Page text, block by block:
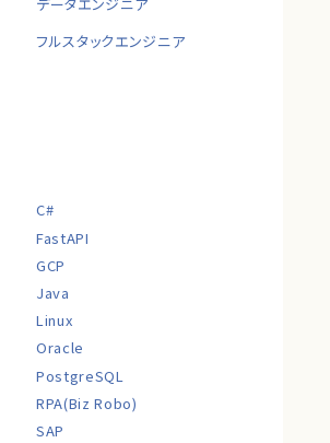
フルスタックエンジニア
C#
FastAPI
GCP
Java
Linux
Oracle
PostgreSQL
RPA(Biz Robo)
SAP